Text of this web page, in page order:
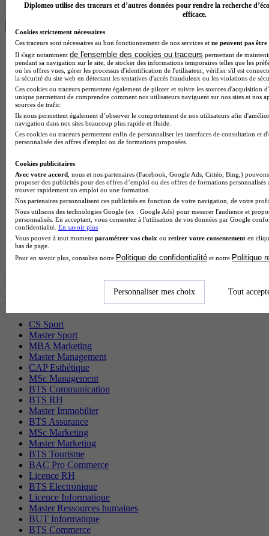
Les intitulés de diplôme par alternance
les plus recherchés
BTS Esf en alternance
BTS Dietetique en alternance
BTS Mco en alternance
BTS Pi en alternance
BTS Sp3s en alternance
Master CCA en alternance
BTS Ndrc en alternance
BTS Sam en alternance
Cap Fleuriste en alternance
BTS Sio en alternance
MSc Marketing Digital en alternance
BTS Gpme en alternance
Cap Electricien en alternance
BTS Gpn en alternance
BTS Domotique en alternance
BAC Pro Agora en alternance
BTS Sta en alternance
BTS Iris en alternance
BTS Tpl en alternance
BTS Ati en alternance
Les diplômes par filière les plus
recherchés
CS Sport
Master Sport
MBA Marketing
Master Management
CAP Esthétique
MSc Management
BTS Communication
BTS RH
Master Immobilier
BTS Assurance
MSc Marketing
Master Marketing
BTS Tourisme
BAC Pro Commerce
Licence RH
BTS Electronique
Licence Informatique
Master Ressources humaines
BUT Informatique
BTS Commerce
Diplomeo utilise des traceurs et d’autres données pour rendre la recherche
efficace.
Cookies strictement nécessaires
Ces traceurs sont nécessaires au bon fonctionnement de nos services et ne peuvent pas être
Il s'agit notamment de l'ensemble des cookies ou traceurs permettant de
pendant sa navigation sur le site, de stocker des informations temporaires telles que les
ou les offres vues, gérer les processus d'identification de l'utilisateur, vérifier s'il est
la sécurité du site web en détectant les tentatives d'accès frauduleux ou les violations de
Ces cookies ou traceurs permettent également de piloter et suivre les sources d'acquisition
unique permettant de comprendre comment nos utilisateurs naviguent sur nos sites et nos
sources de trafic.
Ils nous permettent également d’observer le comportement de nos utilisateurs afin
navigation dans nos sites beaucoup plus rapide et fluide.
Ces cookies ou traceurs permettent enfin de personnaliser les interfaces de consultation et
personnalisée des offres d'emploi ou de formations proposées.
Cookies publicitaires
Avec votre accord , nous et nos partenaires (Facebook, Google Ads, Critéo, Bing,)
proposer des publicités pour des offres d’emploi ou des offres de formations
trouver rapidement un emploi ou une formation.
Nos partenaires personnalisent ces publicités en fonction de votre navigation, de votre
Nous utilisons des technologies Google (ex : Google Ads) pour mesurer l'audience et
personnalisés. En acceptant, vous consentez à l'utilisation de vos données par Google
confidentialité. En savoir plus
Vous pouvez à tout moment paramétrer vos choix ou retirer votre consentement en
bas de page.
Pour en savoir plus, consultez notre Politique de confidentialité et notre Politique
Personnaliser mes choix Tout